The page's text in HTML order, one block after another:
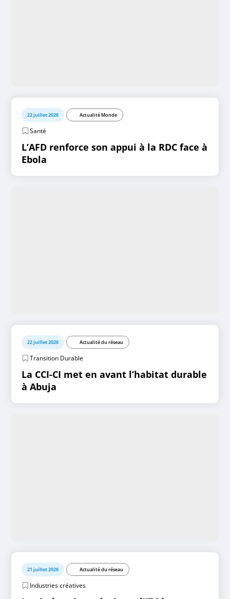
22 juillet 2026 Actualité Monde
Santé
L’AFD renforce son appui à la RDC face à
Ebola
22 juillet 2026 Actualité du réseau
Transition Durable
La CCI-CI met en avant l’habitat durable
à Abuja
21 juillet 2026 Actualité du réseau
Industries créatives